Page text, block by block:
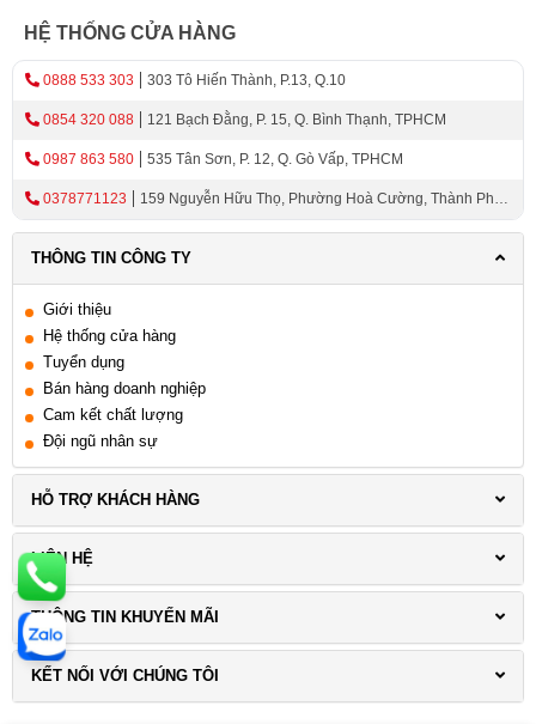
HỆ THỐNG CỬA HÀNG
0888 533 303 303 Tô Hiến Thành, P.13, Q.10
0854 320 088 121 Bạch Đằng, P. 15, Q. Bình Thạnh, TPHCM
0987 863 580 535 Tân Sơn, P. 12, Q. Gò Vấp, TPHCM
0378771123
159 Nguyễn Hữu Thọ, Phường Hoà Cường, Thành Phố
THÔNG TIN CÔNG TY
Giới thiệu
Hệ thống cửa hàng
Tuyển dụng
Bán hàng doanh nghiệp
Cam kết chất lượng
Đội ngũ nhân sự
HỖ TRỢ KHÁCH HÀNG
LIÊN HỆ
THÔNG TIN KHUYẾN MÃI
KẾT NỐI VỚI CHÚNG TÔI